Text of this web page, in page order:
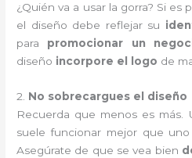
¿Quién va a usar la gorra? Si es
el diseño debe reflejar su
para promocionar un
diseño incorpore el logo de
2. No sobrecargues el diseño
Recuerda que menos es más.
suele funcionar mejor que
Asegúrate de que se vea bien